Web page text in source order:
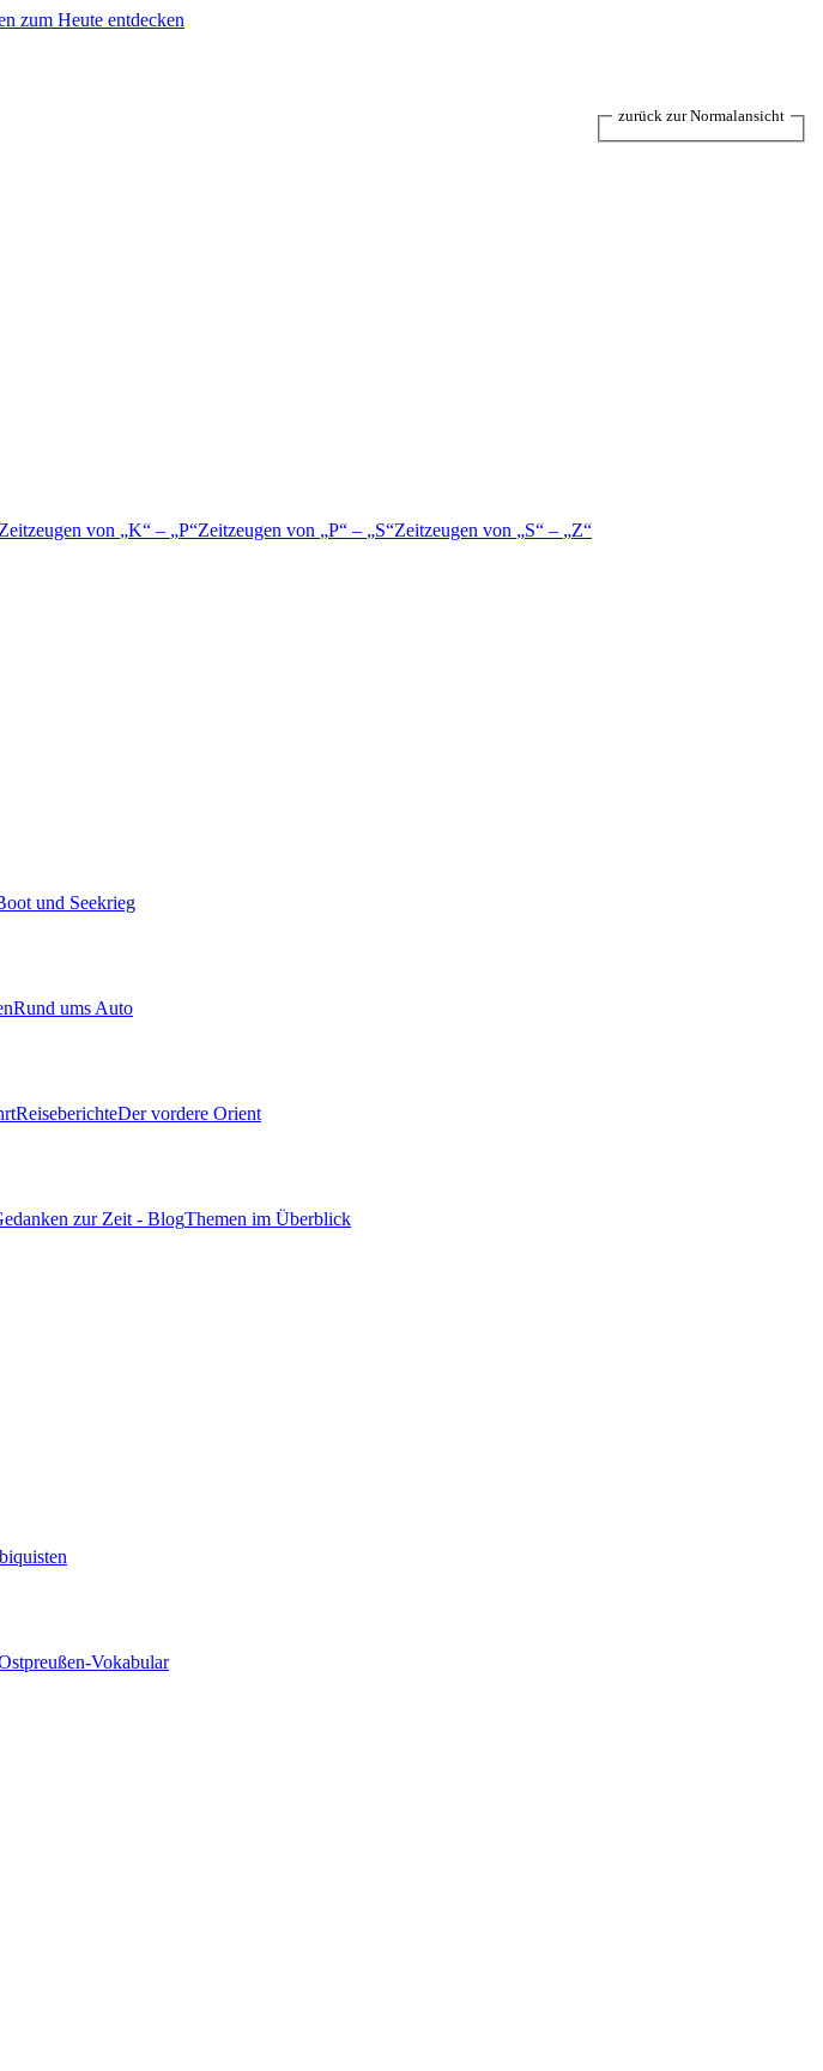
zum Heute entdecken
Zeitzeugen von K – P Zeitzeugen von P – S Zeitzeugen von S –
Z
und Seekrieg
Rund ums Auto
ReiseberichteDer vordere Orient
zur Zeit - BlogThemen im Überblick
Vokabular
zurück zur Normalansicht